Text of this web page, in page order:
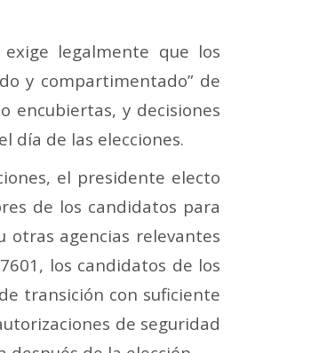
legalmente que los
y compartimentado” de
encubiertas, y decisiones
día de las elecciones.
el presidente electo
de los candidatos para
otras agencias relevantes
los candidatos de los
transición con suficiente
de seguridad